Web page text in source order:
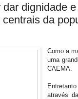
dignidade
da
Como a
uma
CAEMA.
através